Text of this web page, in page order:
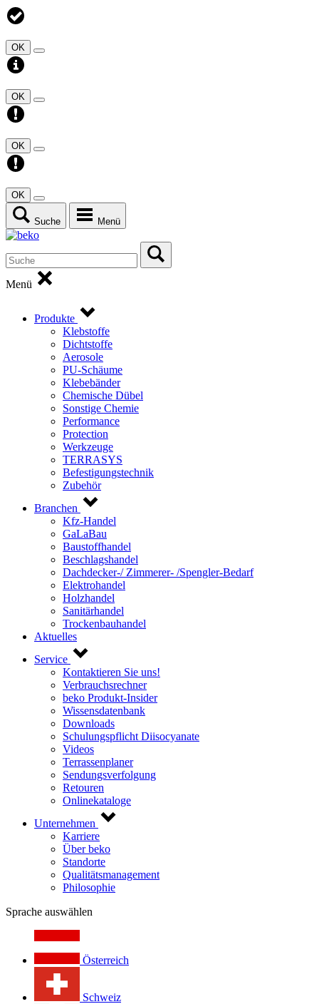
OK
OK
OK
OK
Suche Menü
Menü
Produkte
Klebstoffe
Dichtstoffe
Aerosole
PU-Schäume
Klebebänder
Chemische Dübel
Sonstige Chemie
Performance
Protection
Werkzeuge
TERRASYS
Befestigungstechnik
Zubehör
Branchen
Kfz-Handel
GaLaBau
Baustoffhandel
Beschlagshandel
Dachdecker-/ Zimmerer- /Spengler-Bedarf
Elektrohandel
Holzhandel
Sanitärhandel
Trockenbauhandel
Aktuelles
Service
Kontaktieren Sie uns!
Verbrauchsrechner
beko Produkt-Insider
Wissensdatenbank
Downloads
Schulungspflicht Diisocyanate
Videos
Terrassenplaner
Sendungsverfolgung
Retouren
Onlinekataloge
Unternehmen
Karriere
Über beko
Standorte
Qualitätsmanagement
Philosophie
Sprache auswählen
Österreich
Schweiz